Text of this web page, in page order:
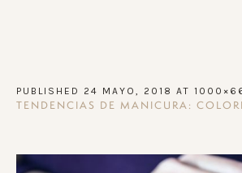
PUBLISHED 24 MAYO, 2018 AT
TENDENCIAS DE MANICURA: